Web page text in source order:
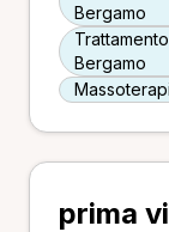
Bergamo
Bergamo
prima